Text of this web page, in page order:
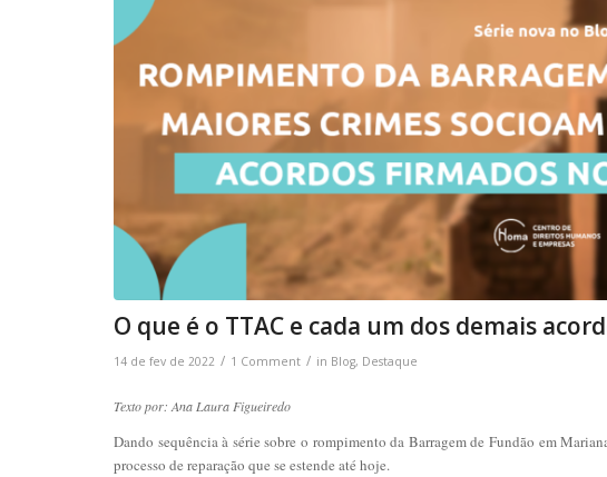
O que é o TTAC e cada um dos demais
14 de fev de 2022 / 1 Comment / in Blog, Destaque
Texto por: Ana Laura Figueiredo
Dando sequência à série sobre o rompimento da Barragem de Fundão em
processo de reparação que se estende até hoje.